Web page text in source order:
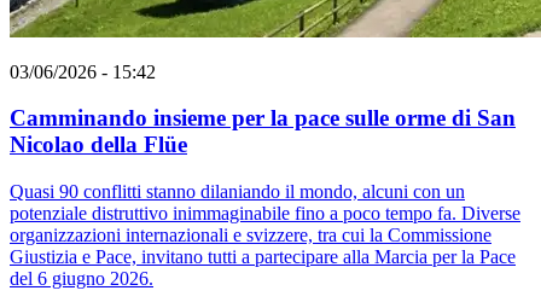
03/06/2026 - 15:42
Camminando insieme per la pace sulle orme di San
Nicolao della Flüe
Quasi 90 conflitti stanno dilaniando il mondo, alcuni con un
potenziale distruttivo inimmaginabile fino a poco tempo fa. Diverse
organizzazioni internazionali e svizzere, tra cui la Commissione
Giustizia e Pace, invitano tutti a partecipare alla Marcia per la Pace
del 6 giugno 2026.